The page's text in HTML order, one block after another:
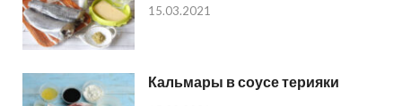
15.03.2021
Кальмары в соусе терияки